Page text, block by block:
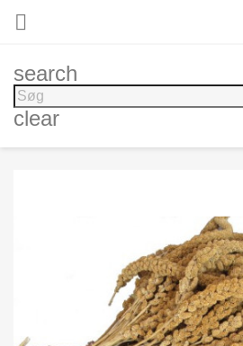

search
clear